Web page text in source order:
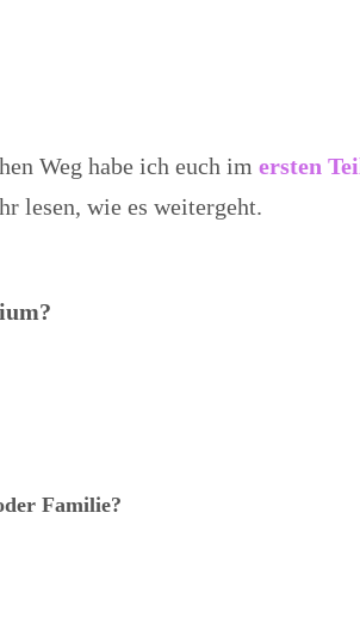
Weg habe ich euch im ersten
lesen, wie es weitergeht.
Familie?